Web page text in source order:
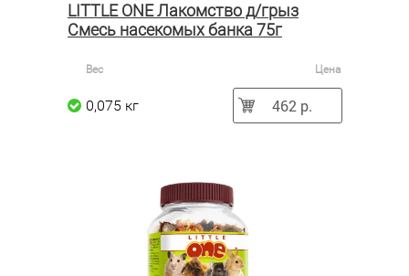
LITTLE ONE Лакомство д/грыз
Смесь насекомых банка 75г
Вес Цена
0,075 кг 462 р.